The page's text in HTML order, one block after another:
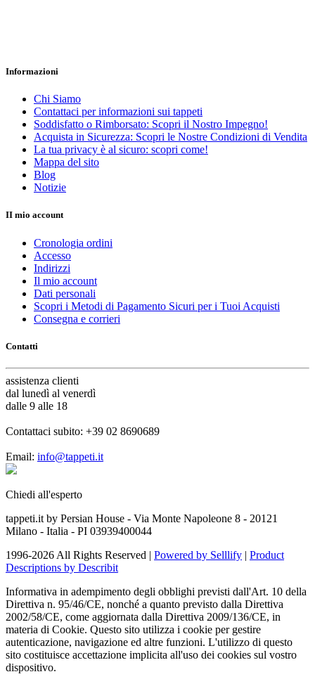
Informazioni
Chi Siamo
Contattaci per informazioni sui tappeti
Soddisfatto o Rimborsato: Scopri il Nostro Impegno!
Acquista in Sicurezza: Scopri le Nostre Condizioni di Vendita
La tua privacy è al sicuro: scopri come!
Mappa del sito
Blog
Notizie
II mio account
Cronologia ordini
Accesso
Indirizzi
Il mio account
Dati personali
Scopri i Metodi di Pagamento Sicuri per i Tuoi Acquisti
Consegna e corrieri
Contatti
assistenza clienti
dal lunedì al venerdì
dalle 9 alle 18
Contattaci subito: +39 02 8690689
Email: info@tappeti.it
Chiedi all'esperto
tappeti.it by Persian House - Via Monte Napoleone 8 - 20121
Milano - Italia - PI 03939400044
1996-2026 All Rights Reserved | Powered by Selllify | Product
Descriptions by Describit
Informativa in adempimento degli obblighi previsti dall'Art. 10 della
Direttiva n. 95/46/CE, nonché a quanto previsto dalla Direttiva
2002/58/CE, come aggiornata dalla Direttiva 2009/136/CE, in
materia di Cookie. Questo sito utilizza i cookie per gestire
autenticazione, navigazione ed altre funzioni. L'utilizzo di questo
sito costituisce accettazione implicita all'uso dei cookies sul vostro
dispositivo.